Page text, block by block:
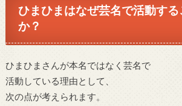
ひまひまはなぜ芸名で活動す
か？
ひまひまさんが本名ではなく芸名で
活動している理由として、
次の点が考えられます。